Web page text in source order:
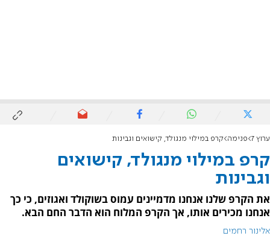
ערוץ 7 פנימה קרפ במילוי מנגולד, קישואים וגבינות
קרפ במילוי מנגולד, קישואים
וגבינות
את הקרפ שלנו אנחנו מדמיינים עמוס בשוקולד ואגוזים, כי כך
אנחנו מכירים אותו, אך הקרפ המלוח הוא הדבר החם הבא.
אלינור רחמים